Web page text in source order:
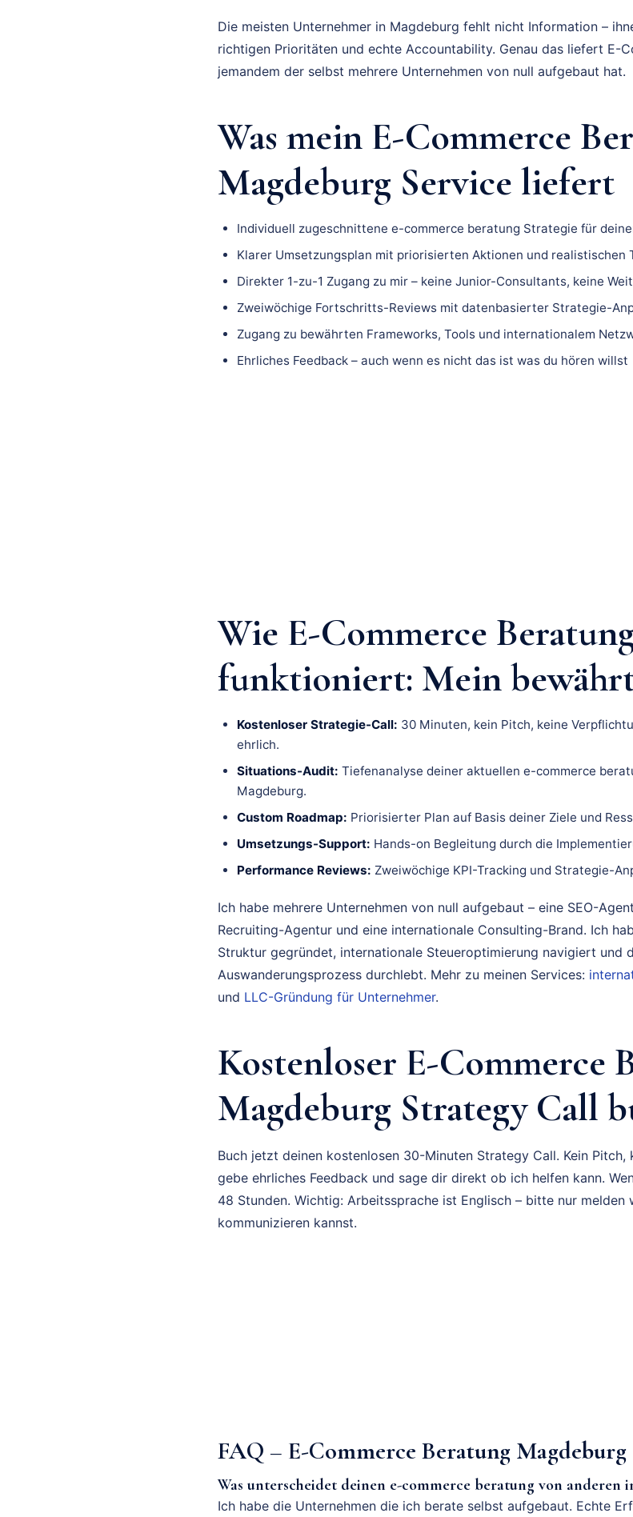
Die meisten Unternehmer in Magdeburg fehlt nicht Information –
richtigen Prioritäten und echte Accountability. Genau das liefert E-
jemandem der selbst mehrere Unternehmen von null aufgebaut hat.
Was mein E-Commerce
Magdeburg Service liefert
Individuell zugeschnittene e-commerce beratung Strategie für
Klarer Umsetzungsplan mit priorisierten Aktionen und realistischen
Direkter 1-zu-1 Zugang zu mir – keine Junior-Consultants, keine
Zweiwöchige Fortschritts-Reviews mit datenbasierter Strategie-
Zugang zu bewährten Frameworks, Tools und internationalem
Ehrliches Feedback – auch wenn es nicht das ist was du hören willst
Wie E-Commerce
funktioniert: Mein
Kostenloser Strategie-Call: 30 Minuten, kein Pitch, keine
ehrlich.
Situations-Audit: Tiefenanalyse deiner aktuellen e-commerce
Magdeburg.
Custom Roadmap: Priorisierter Plan auf Basis deiner Ziele und
Umsetzungs-Support: Hands-on Begleitung durch die
Performance Reviews: Zweiwöchige KPI-Tracking und Strategie-
Ich habe mehrere Unternehmen von null aufgebaut – eine SEO-
Recruiting-Agentur und eine internationale Consulting-Brand. Ich
Struktur gegründet, internationale Steueroptimierung navigiert und
Auswanderungsprozess durchlebt. Mehr zu meinen Services:
und LLC-Gründung für Unternehmer.
Kostenloser E-Commerce
Magdeburg Strategy Call
Buch jetzt deinen kostenlosen 30-Minuten Strategy Call. Kein Pitch,
gebe ehrliches Feedback und sage dir direkt ob ich helfen kann.
48 Stunden. Wichtig: Arbeitssprache ist Englisch – bitte nur
kommunizieren kannst.
FAQ – E-Commerce Beratung Magdeburg
Was unterscheidet deinen e-commerce beratung von anderen
Ich habe die Unternehmen die ich berate selbst aufgebaut. Echte